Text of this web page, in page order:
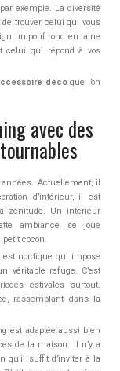
exemple. La diversité
trouver celui qui vous
un pouf rond en laine
celui qui répond à vos
décoque l’on
avec des
Actuellement, il
d’intérieur, il est
zénitude. Un intérieur
ambiance se joue
cocon.
nordique qui impose
véritable refuge. C’est
estivales surtout.
rassemblant dans la
est adaptée aussi bien
de la maison. Il n’y a
qu’il suffit d’inviter à la